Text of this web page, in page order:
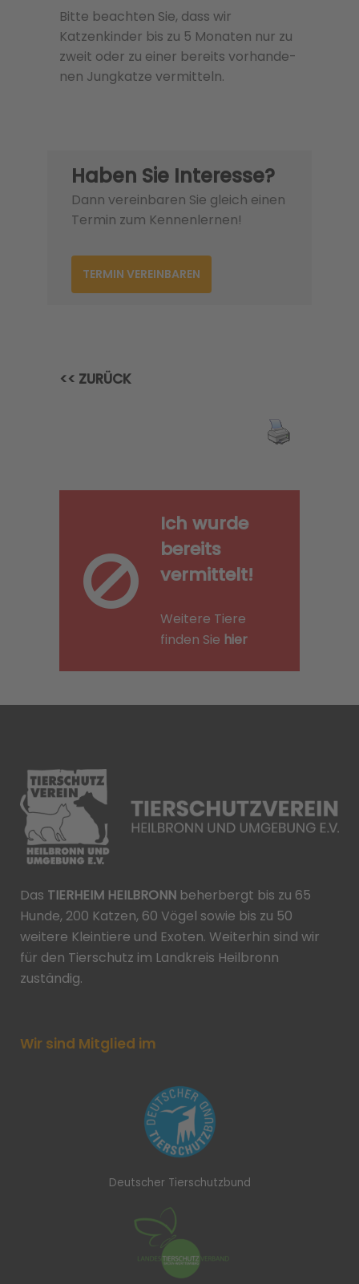
Bitte beachten Sie, dass wir
Katzenkinder bis zu 5 Monaten nur zu
zweit oder zu einer bere­its vorhan­de­
nen Jungkatze ver­mit­teln.
Haben Sie Interesse?
Dann vereinbaren Sie gleich einen
Termin zum Kennenlernen!
TERMIN VEREINBAREN
<< ZURÜCK
Ich wurde
bereits
vermittelt!
Weitere Tiere
finden Sie hier
Das TIERHEIM HEILBRONN beherbergt bis zu 65
Hunde, 200 Katzen, 60 Vögel sowie bis zu 50
weitere Kleintiere und Exoten. Weiterhin sind wir
für den Tierschutz im Landkreis Heilbronn
zuständig.
Wir sind Mitglied im
Deutscher Tierschutzbund